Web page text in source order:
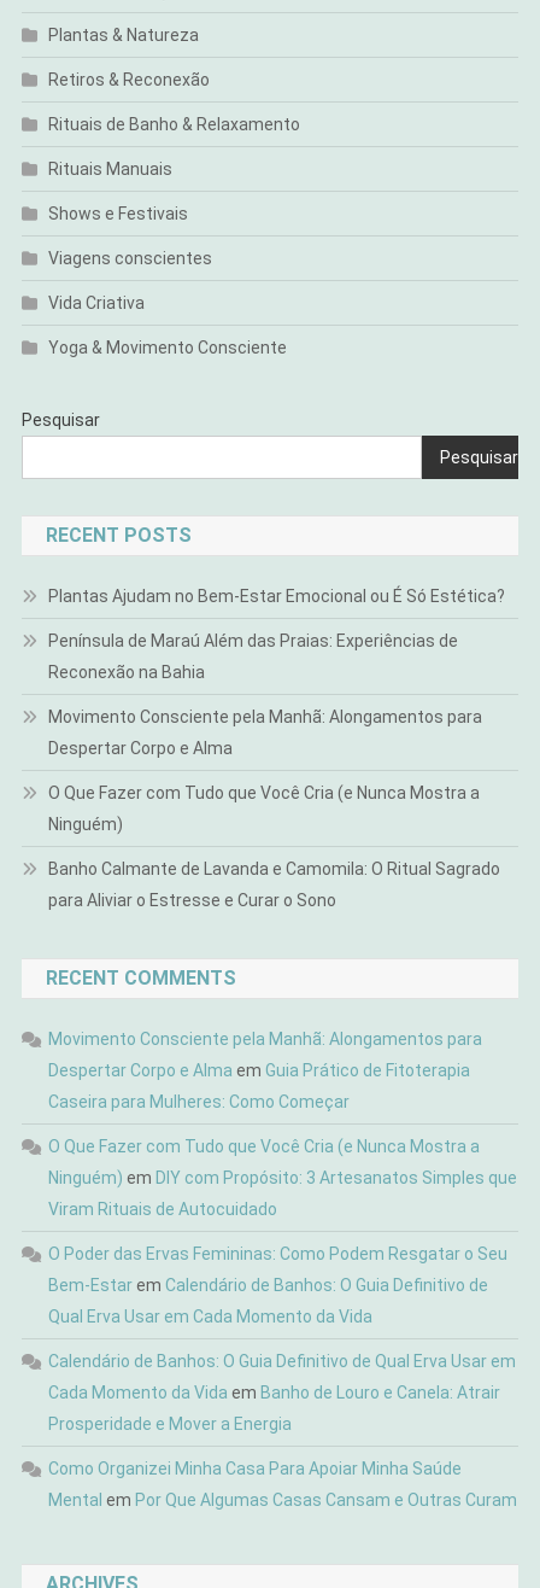
Plantas & Natureza
Retiros & Reconexão
Rituais de Banho & Relaxamento
Rituais Manuais
Shows e Festivais
Viagens conscientes
Vida Criativa
Yoga & Movimento Consciente
Pesquisar
Pesquisar
RECENT POSTS
Plantas Ajudam no Bem-Estar Emocional ou É Só Estética?
Península de Maraú Além das Praias: Experiências de
Reconexão na Bahia
Movimento Consciente pela Manhã: Alongamentos para
Despertar Corpo e Alma
O Que Fazer com Tudo que Você Cria (e Nunca Mostra a
Ninguém)
Banho Calmante de Lavanda e Camomila: O Ritual Sagrado
para Aliviar o Estresse e Curar o Sono
RECENT COMMENTS
Movimento Consciente pela Manhã: Alongamentos para
Despertar Corpo e Alma em Guia Prático de Fitoterapia
Caseira para Mulheres: Como Começar
O Que Fazer com Tudo que Você Cria (e Nunca Mostra a
Ninguém) em DIY com Propósito: 3 Artesanatos Simples que
Viram Rituais de Autocuidado
O Poder das Ervas Femininas: Como Podem Resgatar o Seu
Bem-Estarem Calendário de Banhos: O Guia Definitivo de
Qual Erva Usar em Cada Momento da Vida
Calendário de Banhos: O Guia Definitivo de Qual Erva Usar em
Cada Momento da Vida em Banho de Louro e Canela: Atrair
Prosperidade e Mover a Energia
Como Organizei Minha Casa Para Apoiar Minha Saúde
Mental em Por Que Algumas Casas Cansam e Outras Curam